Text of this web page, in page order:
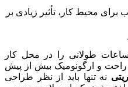
محیط کار، تأثیر زیادی بر
طولانی را در محل کار
و ارگونومیک بیش از پیش
نه تنها باید از نظر طراحی